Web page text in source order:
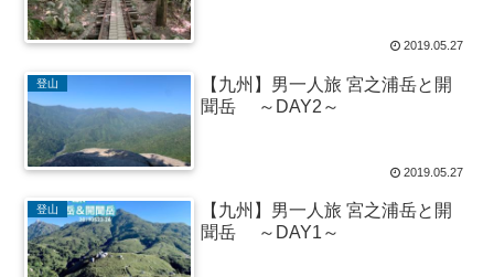
2019.05.27
登山
【九州】男一人旅 宮之浦岳と開
聞岳 ～DAY2～
2019.05.27
登山
【九州】男一人旅 宮之浦岳と開
聞岳 ～DAY1～